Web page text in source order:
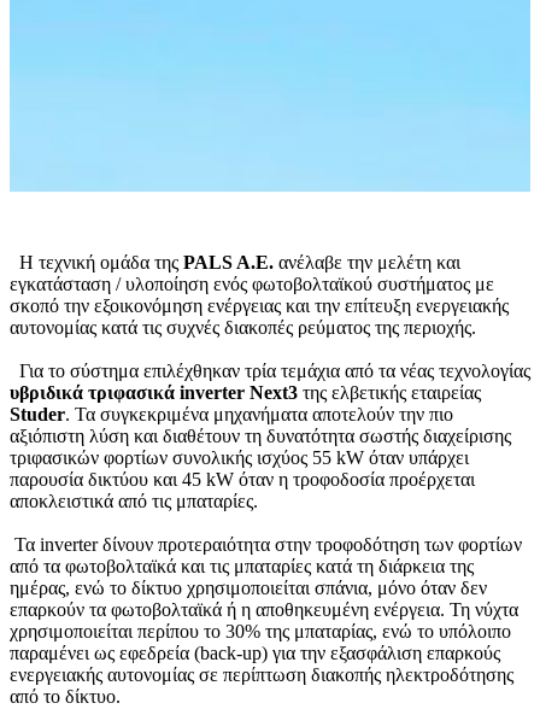
Η τεχνική ομάδα της PALS A.E. ανέλαβε την μελέτη και
εγκατάσταση / υλοποίηση ενός φωτοβολταϊκού συστήματος με
σκοπό την εξοικονόμηση ενέργειας και την επίτευξη ενεργειακής
αυτονομίας κατά τις συχνές διακοπές ρεύματος της περιοχής.
Για το σύστημα επιλέχθηκαν τρία τεμάχια από τα νέας τεχνολογίας
υβριδικά τριφασικά inverter Next3 της ελβετικής εταιρείας
Studer. Τα συγκεκριμένα μηχανήματα αποτελούν την πιο
αξιόπιστη λύση και διαθέτουν τη δυνατότητα σωστής διαχείρισης
τριφασικών φορτίων συνολικής ισχύος 55 kW όταν υπάρχει
παρουσία δικτύου και 45 kW όταν η τροφοδοσία προέρχεται
αποκλειστικά από τις μπαταρίες.
Τα inverter δίνουν προτεραιότητα στην τροφοδότηση των φορτίων
από τα φωτοβολταϊκά και τις μπαταρίες κατά τη διάρκεια της
ημέρας, ενώ το δίκτυο χρησιμοποιείται σπάνια, μόνο όταν δεν
επαρκούν τα φωτοβολταϊκά ή η αποθηκευμένη ενέργεια. Τη νύχτα
χρησιμοποιείται περίπου το 30% της μπαταρίας, ενώ το υπόλοιπο
παραμένει ως εφεδρεία (back-up) για την εξασφάλιση επαρκούς
ενεργειακής αυτονομίας σε περίπτωση διακοπής ηλεκτροδότησης
από το δίκτυο.